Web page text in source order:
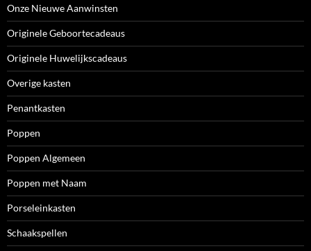
Onze Nieuwe Aanwinsten
Originele Geboortecadeaus
Originele Huwelijkscadeaus
Overige kasten
Penantkasten
Poppen
Poppen Algemeen
Poppen met Naam
Porseleinkasten
Schaakspellen